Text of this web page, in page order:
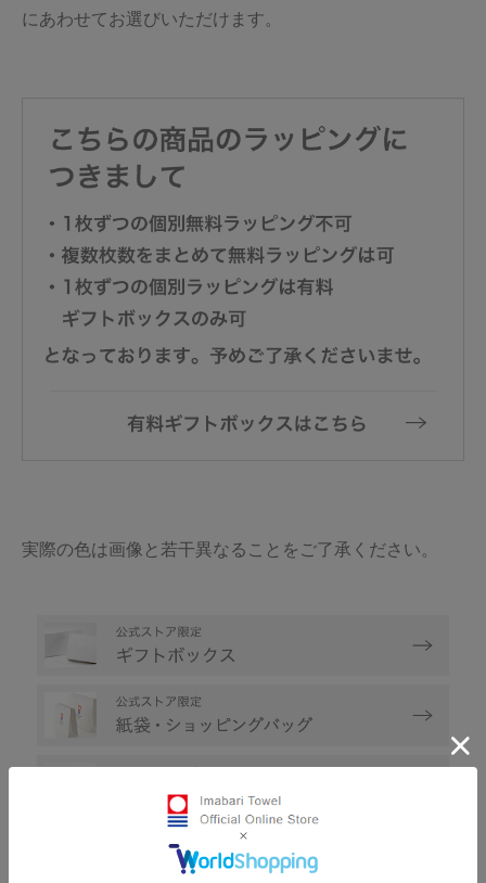
にあわせてお選びいただけます。
実際の色は画像と若干異なることをご了承ください。